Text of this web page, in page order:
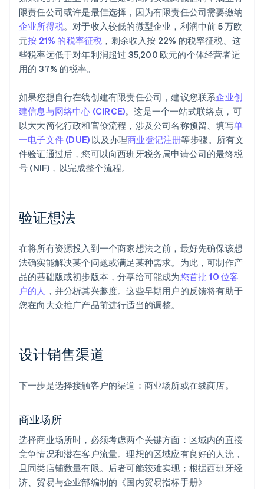
限责任公司或许是最佳选择，因为有限责任公司需要缴纳
企业所得税。对于收入较低的微型企业，利润中前 5 万欧
元按 21% 的税率征税 ，剩余收入按 22% 的税率征税。这
些税率远低于对年利润超过 35,200 欧元的个体经营者适
用的 37% 的税率。
如果您想自行在线创建有限责任公司，建议您联系企业创
建信息与网络中心 (CIRCE)。这是一个一站式联络点，可
以大大简化行政和官僚流程，涉及公司名称预留、填写单
一电子文件 (DUE) 以及办理商业登记注册等步骤。所有文
件验证通过后，您可以向西班牙税务局申请公司的最终税
号 (NIF)，以完成整个流程。
验证想法
在将所有资源投入到一个商家想法之前，最好先确保该想
法确实能解决某个问题或满足某种需求。为此，可制作产
品的基础版或初步版本，分享给可能成为您首批 10 位客
户的人 ，并分析其兴趣度。这些早期用户的反馈将有助于
您在向大众推广产品前进行适当的调整。
设计销售渠道
下一步是选择接触客户的渠道：商业场所或在线商店。
商业场所
选择商业场所时，必须考虑两个关键方面：区域内的直接
竞争情况和潜在客户流量。理想的区域应有良好的人流，
且同类店铺数量有限。后者可能较难实现；根据西班牙经
济、贸易与企业部编制的《国内贸易指标手册》